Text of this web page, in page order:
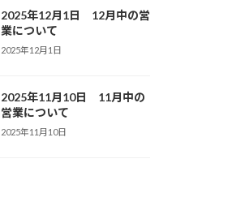
2025年12月1日 12月中の営
業について
2025年12月1日
2025年11月10日 11月中の
営業について
2025年11月10日